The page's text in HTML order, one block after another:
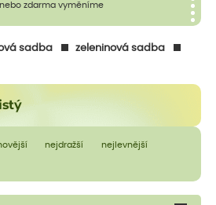
zdarma vyměníme
sadba
zeleninová sadba
nejdražší nejlevnější